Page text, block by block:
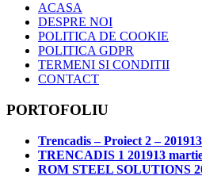
ACASA
DESPRE NOI
POLITICA DE COOKIE
POLITICA GDPR
TERMENI SI CONDITII
CONTACT
PORTOFOLIU
Trencadis – Proiect 2 – 2019
TRENCADIS 1 201913
ROM STEEL SOLUTIONS